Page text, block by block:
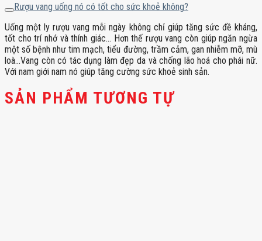
Rượu vang uống nó có tốt cho sức khoẻ không?
Uống một ly rượu vang mỗi ngày không chỉ giúp tăng sức đề kháng,
tốt cho trí nhớ và thính giác… Hơn thế rượu vang còn giúp ngăn ngừa
một số bệnh như tim mạch, tiểu đường, trầm cảm, gan nhiễm mỡ, mù
loà…Vang còn có tác dụng làm đẹp da và chống lão hoá cho phái nữ.
Với nam giới nam nó giúp tăng cường sức khoẻ sinh sản.
SẢN PHẨM TƯƠNG TỰ